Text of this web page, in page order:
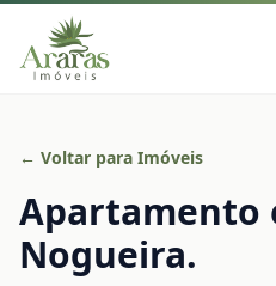
← Voltar para Imóveis
Apartamento
Nogueira.